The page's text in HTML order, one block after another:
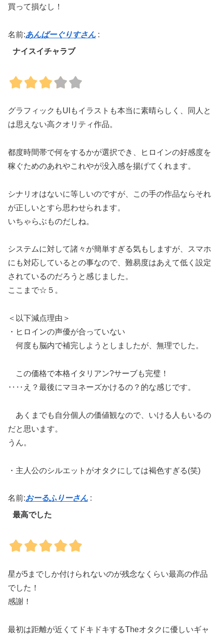
買って損なし！
名前:あんばーぐりすさん :
ナイスイチャラブ
グラフィックもUIもイラストも本当に素晴らしく、同人と
は思えない高クオリティ作品。
都度時間帯で何をするかが選択でき、ヒロインの好感度を
稼ぐためのあれやこれやが没入感を揚げてくれます。
シナリオはないに等しいのですが、この手の作品ならそれ
が正しいとすら思わせられます。
いちゃらぶものだしね。
システムに対して諸々が簡単すぎる気もしますが、スマホ
にも対応しているとの事なので、難易度はあえて低く設定
されているのだろうと感じました。
ここまで☆５。
＜以下減点理由＞
・ヒロインの声優が合っていない
何度も脳内で補完しようとしましたが、無理でした。
この価格で本格イタリアン?サーブも完璧！
‥‥え？最後にマヨネーズかけるの？的な感じです。
あくまでも自分個人の価値観なので、いける人もいるの
だと思います。
うん。
・主人公のシルエットがオタクにしては褐色すぎる(笑)
名前:おーるふりーさん :
最高でした
星が5までしか付けられないのが残念なくらい最高の作品
でした！
感謝！
最初は距離が近くてドキドキするTheオタクに優しいギャ